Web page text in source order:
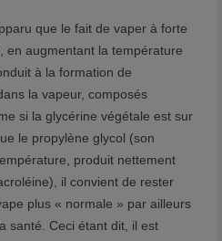
que le fait de vaper à forte
en augmentant la température
à la formation de
la vapeur, composés
si la glycérine végétale est sur
le propylène glycol (son
produit nettement
il convient de rester
plus « normale » par ailleurs
santé. Ceci étant dit, il est